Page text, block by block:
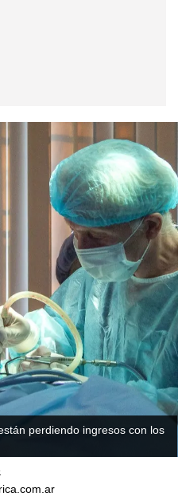
perdiendo ingresos con los